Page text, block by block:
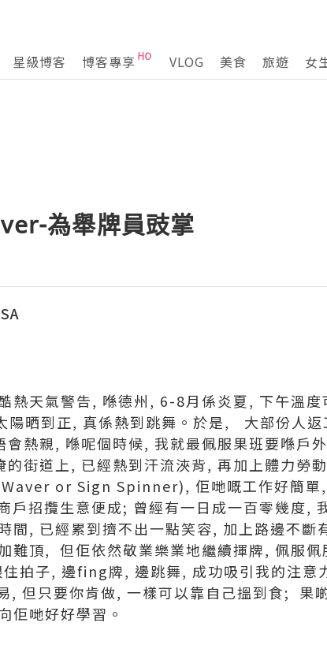
星級博客 博客專享 VLOG 美食 旅遊 女
為舉牌員豉掌
熱天氣警告, 喺德州, 6-8月係炎夏, 下午溫度
晒到正, 真係熱到跳舞。於是, 大部份人返
熱親, 喺呢個時候, 我就最佩服果班要喺戶
街道上, 已經熱到汗流浹背, 再加上體力勞
or Sign Spinner), 佢哋嘅工作好簡單
招攬生意便成; 曾經有一日成一百零幾度,
間, 已經累到擠不出一點笑容, 加上路邊不斷
難頂, 但佢依然敬業樂業地繼續揮牌, 佩服佩
拍子, 邊fing牌, 邊跳舞, 成功吸引我的注意
, 但只要你肯做, 一樣可以靠自己搵到食; 果
佢哋好好學習。